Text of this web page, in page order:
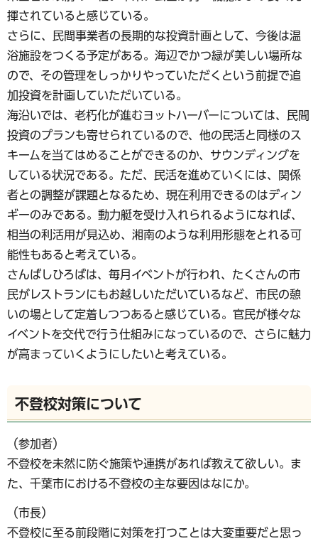
揮されていると感じている。
さらに、民間事業者の長期的な投資計画として、今後は温
浴施設をつくる予定がある。海辺でかつ緑が美しい場所な
ので、その管理をしっかりやっていただくという前提で追
加投資を計画していただいている。
海沿いでは、老朽化が進むヨットハーバーについては、民間
投資のプランも寄せられているので、他の民活と同様のス
キームを当てはめることができるのか、サウンディングを
している状況である。ただ、民活を進めていくには、関係
者との調整が課題となるため、現在利用できるのはディン
ギーのみである。動力艇を受け入れられるようになれば、
相当の利活用が見込め、湘南のような利用形態をとれる可
能性もあると考えている。
さんばしひろばは、毎月イベントが行われ、たくさんの市
民がレストランにもお越しいただいているなど、市民の憩
いの場として定着しつつあると感じている。官民が様々な
イベントを交代で行う仕組みになっているので、さらに魅力
が高まっていくようにしたいと考えている。
不登校対策について
（参加者）
不登校を未然に防ぐ施策や連携があれば教えて欲しい。ま
た、千葉市における不登校の主な要因はなにか。
（市長）
不登校に至る前段階に対策を打つことは大変重要だと思っ